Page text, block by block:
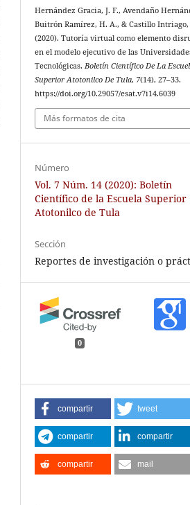
Hernández Gracia, J. F., Avendaño
Buitrón Ramírez, H. A., & Castillo Intriago,
(2020). Tutoría virtual como elemento
en el modelo ejecutivo de las
Tecnológicas.Boletín Científico De La
Superior Atotonilco De Tula, 7(14), 27–33.
https://doi.org/10.29057/esat.v7i14.6039
Más formatos de cita
Número
Vol. 7 Núm. 14 (2020): Boletín
Científico de la Escuela Superior
Atotonilco de Tula
Sección
Reportes de investigación o
0
compartir tweet
compartir compartir
compartir mail